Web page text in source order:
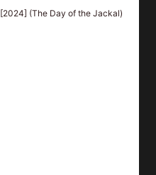
(The Day of the Jackal)